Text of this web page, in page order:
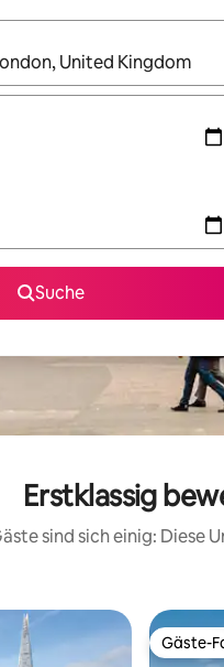
sind, navigiere mit
Suche
Erstklassig
sind sich einig: Diese
Gäste-
Gäste-